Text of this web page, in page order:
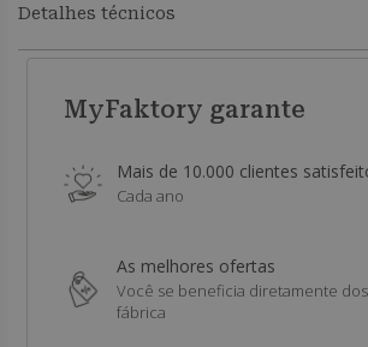
Detalhes técnicos
MyFaktory garante
Mais de 10.000 clientes
Cada ano
As melhores ofertas
Você se beneficia diretamente
fábrica